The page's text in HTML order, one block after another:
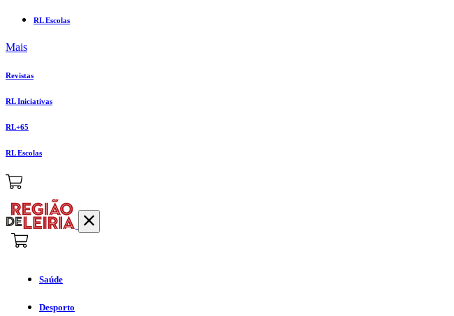
RL Escolas
Mais
Revistas
RL Iniciativas
RL+65
RL Escolas
Saúde
Desporto